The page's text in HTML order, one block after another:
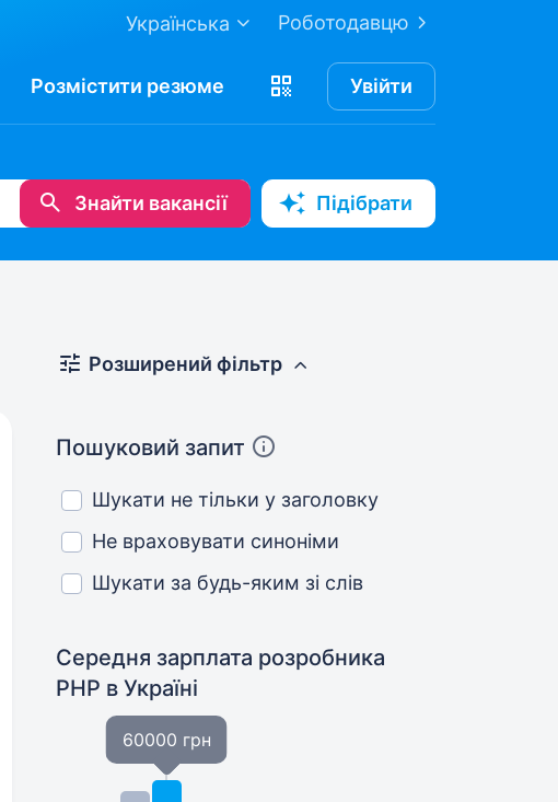
Роботодавцю
Українська
Розмістити резюме Увійти
Знайти вакансії Підібрати
Розширений фільтр
Пошуковий запит
Шукати не тільки у заголовку
Не враховувати синоніми
Шукати за будь-яким зі слів
Середня зарплата розробника
PHP в Україні
60000 грн